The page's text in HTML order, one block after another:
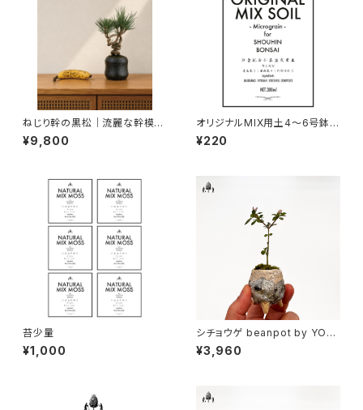
ねじり幹の黒松｜流麗な幹模様
を楽しむ一点物盆栽
¥9,800
オリジナルMIX用土4〜6号鉢一
杯分
¥220
苔少量
¥1,000
シチョウゲ beanpot by YOY
O窯A
¥3,960